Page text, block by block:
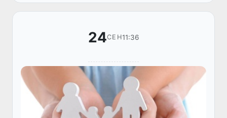
фурӯш гузошта мешаванд.
24СЕН11:36